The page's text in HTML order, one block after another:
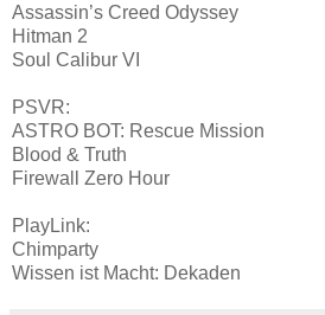
Assassin’s Creed Odyssey
Hitman 2
Soul Calibur VI
PSVR:
ASTRO BOT: Rescue Mission
Blood & Truth
Firewall Zero Hour
PlayLink:
Chimparty
Wissen ist Macht: Dekaden